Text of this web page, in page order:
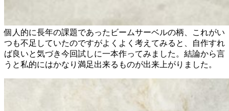
個人的に長年の課題であったビームサーベルの柄、これがい
つも不足していたのですがよくよく考えてみると、自作すれ
ば良いと気づき今回試しに一本作ってみました。結論から言
うと私的にはかなり満足出来るものが出来上がりました。